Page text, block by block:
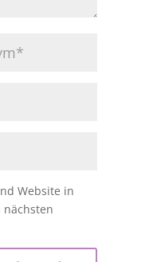
Website in